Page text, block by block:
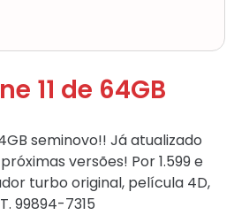
11 de 64GB
seminovo!! Já atualizado
versões! Por 1.599 e
turbo original, película 4D,
99894-7315